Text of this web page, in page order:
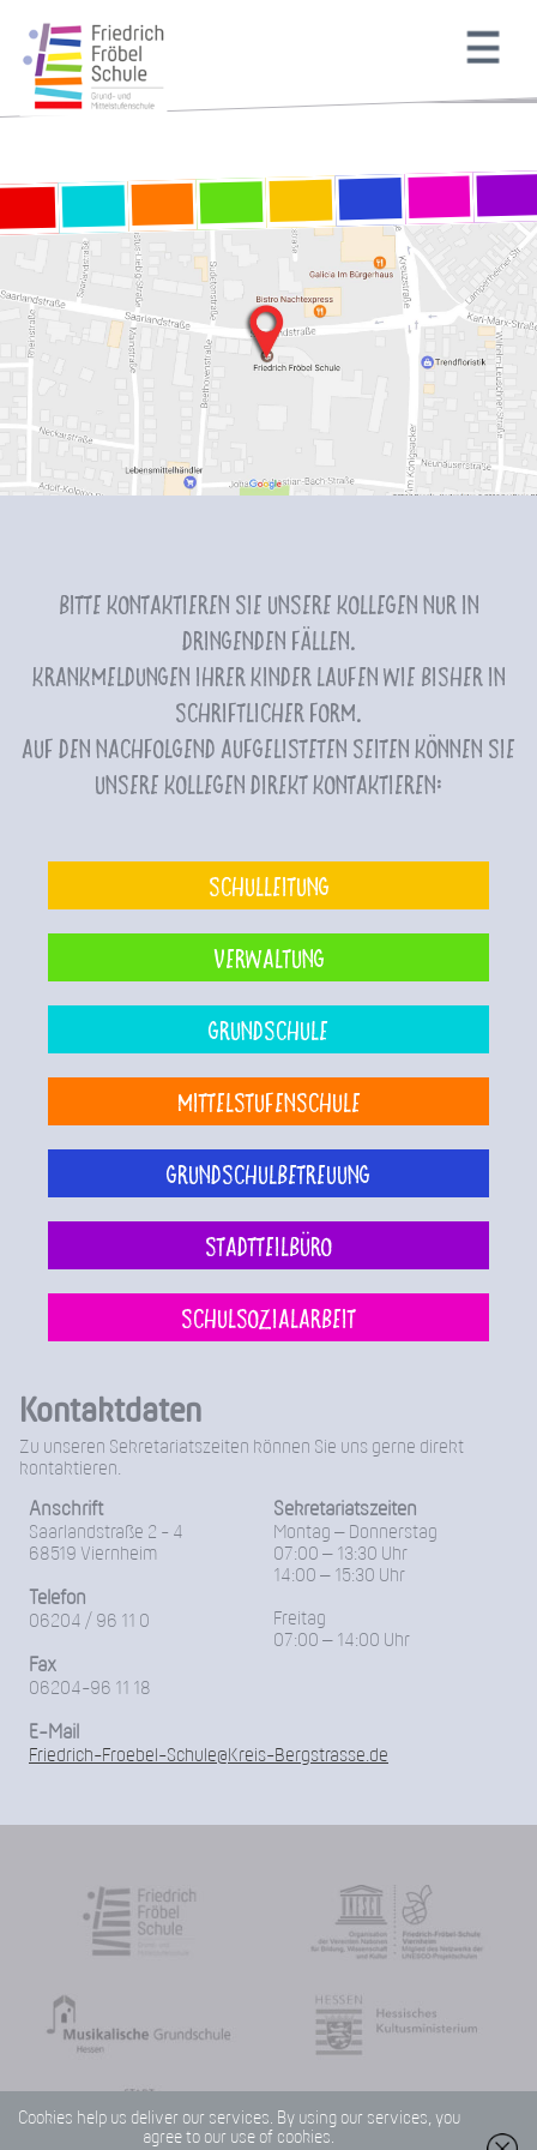
Bitte kontaktieren Sie unsere Kollegen nur in
dringenden Fällen.
Krankmeldungen Ihrer Kinder laufen wie bisher in
schriftlicher Form.
Auf den nachfolgend aufgelisteten Seiten können Sie
unsere Kollegen direkt kontaktieren:
Schulleitung
Verwaltung
Grundschule
Mittelstufenschule
Grundschulbetreuung
Stadtteilbüro
Schulsozialarbeit
Kontaktdaten
Zu unseren Sekretariatszeiten können Sie uns gerne direkt
kontaktieren.
Anschrift
Saarlandstraße 2 - 4
68519 Viernheim
Telefon
06204 / 96 11 0
Fax
06204-96 11 18
Sekretariatszeiten
Montag – Donnerstag
07:00 – 13:30 Uhr
14:00 – 15:30 Uhr
Freitag
07:00 – 14:00 Uhr
E-Mail
Friedrich-Froebel-Schule@Kreis-Bergstrasse.de
Cookies help us deliver our services. By using our services, you
agree to our use of cookies.